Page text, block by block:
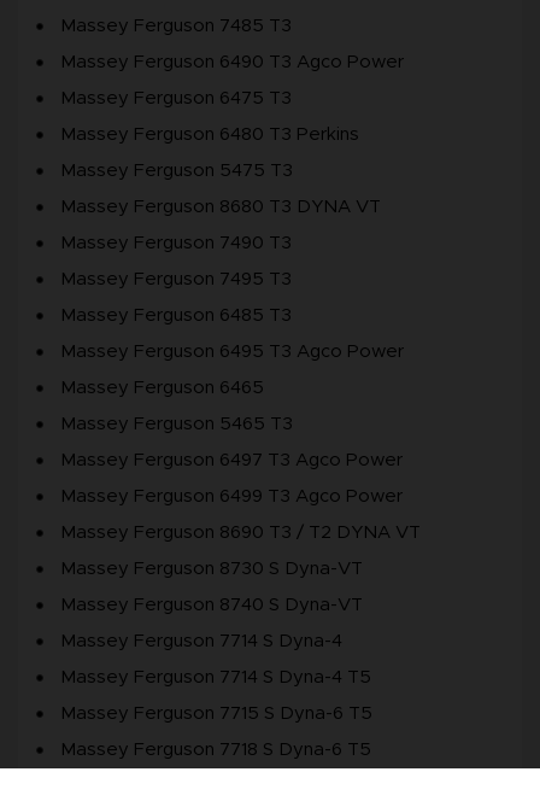
Massey Ferguson 7485 T3
Massey Ferguson 6490 T3 Agco Power
Massey Ferguson 6475 T3
Massey Ferguson 6480 T3 Perkins
Massey Ferguson 5475 T3
Massey Ferguson 8680 T3 DYNA VT
Massey Ferguson 7490 T3
Massey Ferguson 7495 T3
Massey Ferguson 6485 T3
Massey Ferguson 6495 T3 Agco Power
Massey Ferguson 6465
Massey Ferguson 5465 T3
Massey Ferguson 6497 T3 Agco Power
Massey Ferguson 6499 T3 Agco Power
Massey Ferguson 8690 T3 / T2 DYNA VT
Massey Ferguson 8730 S Dyna-VT
Massey Ferguson 8740 S Dyna-VT
Massey Ferguson 7714 S Dyna-4
Massey Ferguson 7714 S Dyna-4 T5
Massey Ferguson 7715 S Dyna-6 T5
Massey Ferguson 7718 S Dyna-6 T5